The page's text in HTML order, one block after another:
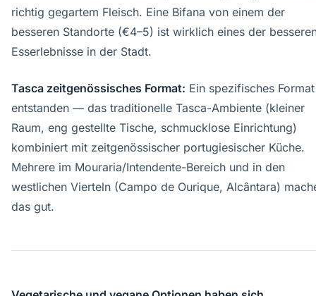
richtig gegartem Fleisch. Eine Bifana von einem der
besseren Standorte (€4–5) ist wirklich eines der
Esserlebnisse in der Stadt.
Tasca zeitgenössisches Format: Ein spezifisches
entstanden — das traditionelle Tasca-Ambiente (kleiner
Raum, eng gestellte Tische, schmucklose Einrichtung)
kombiniert mit zeitgenössischer portugiesischer Küche.
Mehrere im Mouraria/Intendente-Bereich und in den
westlichen Vierteln (Campo de Ourique, Alcântara)
das gut.